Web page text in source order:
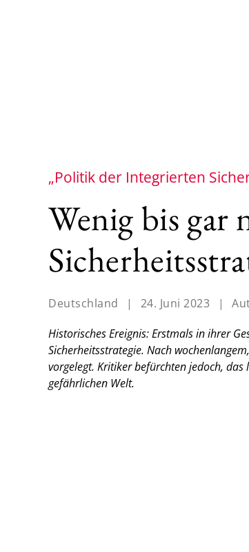
„Politik der Integrierten
Wenig bis
Deutschland | 24. Juni 2023 |
Historisches Ereignis: Erstmals in ihrer
Sicherheitsstrategie. Nach
vorgelegt. Kritiker befürchten jedoch,
gefährlichen Welt.